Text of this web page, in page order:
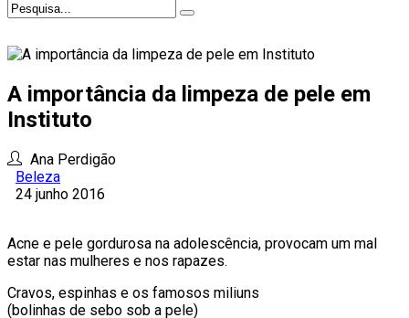
A importância da limpeza de pele em
Instituto
Ana Perdigão
Beleza
24 junho 2016
Acne e pele gordurosa na adolescência, provocam um mal
estar nas mulheres e nos rapazes.
Cravos, espinhas e os famosos miliuns
(bolinhas de sebo sob a pele)